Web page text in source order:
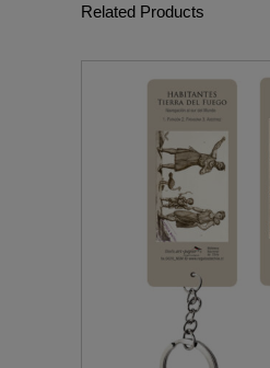
Related Products